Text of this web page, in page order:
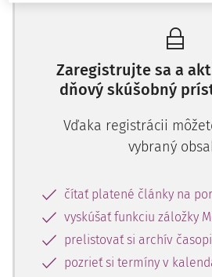
Zaregistrujte sa a
dňový skúšobný
Vďaka registrácii
vybraný
čítať platené články na
vyskúšať funkciu záložky
prelistovať si archív
pozrieť si termíny v